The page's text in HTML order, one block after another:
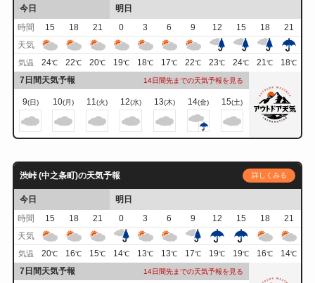
今日
明日
時間
15 18 21 0 3 6 9 12 15 18
21
天気
気温 24℃ 22℃ 20℃ 19℃ 18℃ 17℃ 22℃ 23℃ 24℃ 21℃ 18℃
7日間天気予報 14日間先までの天気予報を見る
9(日) 10(月) 11 (火) 12(水) 13(木) 14(金) 15(土)
渋峠 (中之条町)の天気予報 詳しくみる
今日
明日
時間
15 18 21 0 3 6 9 12 15 18
21
天気
気温 20℃ 16℃ 15℃ 14℃ 13℃ 13℃ 17℃ 19℃ 19℃ 16℃ 14℃
7日間天気予報 14日間先までの天気予報を見る